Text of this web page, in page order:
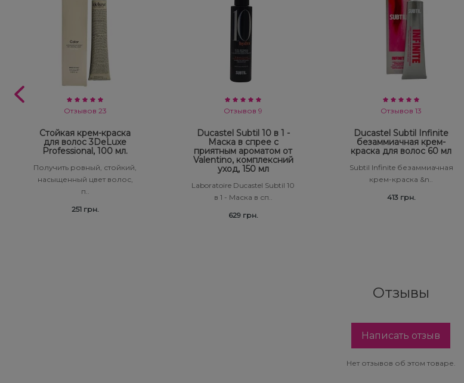
Отзывов 23
Стойкая крем-краска
для волос 3DeLuxe
Professional, 100 мл.
Получить ровный, стойкий,
насыщенный цвет волос,
п..
251 грн.
Отзывов 9
Ducastel Subtil 10 в 1 -
Маска в спрее с
приятным ароматом от
Valentino, комплексний
уход, 150 мл
Laboratoire Ducastel Subtil 10
в 1 - Маска в сп..
629 грн.
Отзывов 13
Ducastel Subtil Infinite
безаммиачная крем-
краска для волос 60 мл
Subtil Infinite безаммиачная
крем-краска &n..
413 грн.
Отзывы
Написать отзыв
Нет отзывов об этом товаре.
Subrina Glow-Plex - Питание, увлажнение и блеск